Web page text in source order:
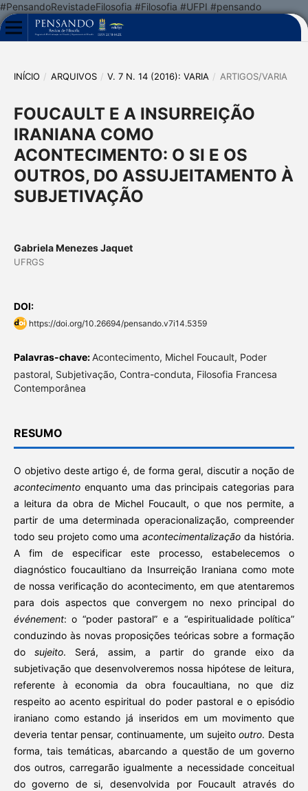
#PensandoRevistadeFilosofia #Filosofia #UFPI #pensando
INÍCIO / ARQUIVOS / V. 7 N. 14 (2016): VARIA / ARTIGOS/VARIA
FOUCAULT E A INSURREIÇÃO
IRANIANA COMO
ACONTECIMENTO: O SI E OS
OUTROS, DO ASSUJEITAMENTO À
SUBJETIVAÇÃO
Gabriela Menezes Jaquet
UFRGS
DOI:
https://doi.org/10.26694/pensando.v7i14.5359
Palavras-chave:Acontecimento, Michel Foucault, Poder
pastoral, Subjetivação, Contra-conduta, Filosofia Francesa
Contemporânea
RESUMO
O objetivo deste artigo é, de forma geral, discutir a noção de
acontecimentoenquanto uma das principais categorias para
a leitura da obra de Michel Foucault, o que nos permite, a
partir de uma determinada operacionalização, compreender
todo seu projeto como umaacontecimentalização da história.
A fim de especificar este processo, estabelecemos o
diagnóstico foucaultiano da Insurreição Iraniana como mote
de nossa verificação do acontecimento, em que atentaremos
para dois aspectos que convergem no nexo principal do
événement: o “poder pastoral” e a “espiritualidade política”
conduzindo às novas proposições teóricas sobre a formação
dosujeito. Será, assim, a partir do grande eixo da
subjetivação que desenvolveremos nossa hipótese de leitura,
referente à economia da obra foucaultiana, no que diz
respeito ao acento espiritual do poder pastoral e o episódio
iraniano como estando já inseridos em um movimento que
deveria tentar pensar, continuamente, um sujeitooutro. Desta
forma, tais temáticas, abarcando a questão de um governo
dos outros, carregarão igualmente a necessidade conceitual
do governo de si, desenvolvida por Foucault através do